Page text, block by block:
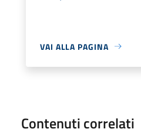
VAI ALLA PAGINA
Contenuti correlati